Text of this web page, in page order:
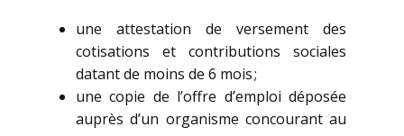
une attestation de versement des
cotisations et contributions sociales
datant de moins de 6 mois ;
une copie de l’offre d’emploi déposée
auprès d’un organisme concourant au